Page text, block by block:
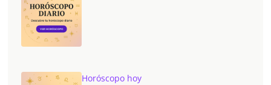
Horóscopo hoy